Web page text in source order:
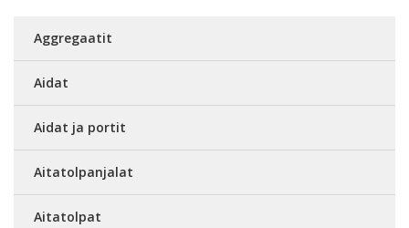
Aggregaatit
Aidat
Aidat ja portit
Aitatolpanjalat
Aitatolpat